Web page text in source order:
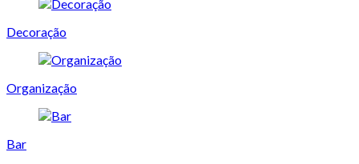
Decoração
Organização
Bar